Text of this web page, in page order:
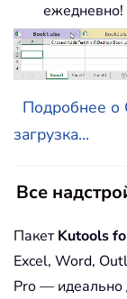
ежедневно!
Подробнее о
загрузка...
Все
Пакет Kutools
Excel, Word,
Pro — идеально